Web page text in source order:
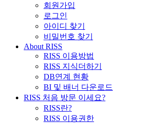
회원가입
로그인
아이디 찾기
비밀번호 찾기
About RISS
RISS 이용방법
RISS 지식더하기
DB연계 현황
BI 및 배너 다운로드
RISS 처음 방문 이세요?
RISS란?
RISS 이용권한